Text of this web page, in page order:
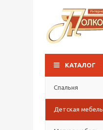
КАТАЛОГ
Спальня
Детская мебель